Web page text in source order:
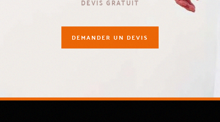
DEMANDER UN DEVIS